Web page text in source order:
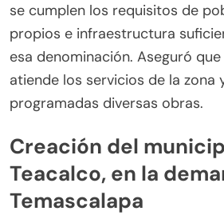
se cumplen los requisitos de
propios e infraestructura
esa denominación. Aseguró
atiende los servicios de la zona
programadas diversas obras.
Creación del
Teacalco, en la
Temascalapa